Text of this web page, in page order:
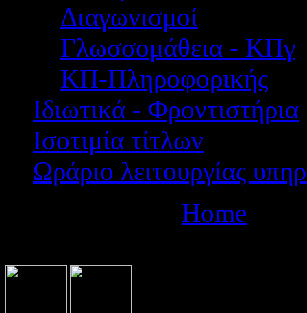
Διαγωνισμοί
Γλωσσομάθεια - ΚΠγ
ΚΠ-Πληροφορικής
Ιδιωτικά - Φροντιστήρια
Ισοτιμία τίτλων
Ωράριο λειτουργίας
Home